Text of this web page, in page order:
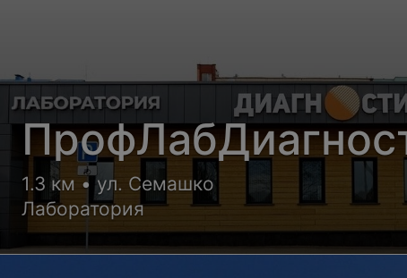
1.3 км • ул. Семашко
Лаборатория